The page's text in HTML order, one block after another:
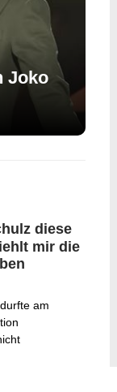
Joko
diese
mir die
am